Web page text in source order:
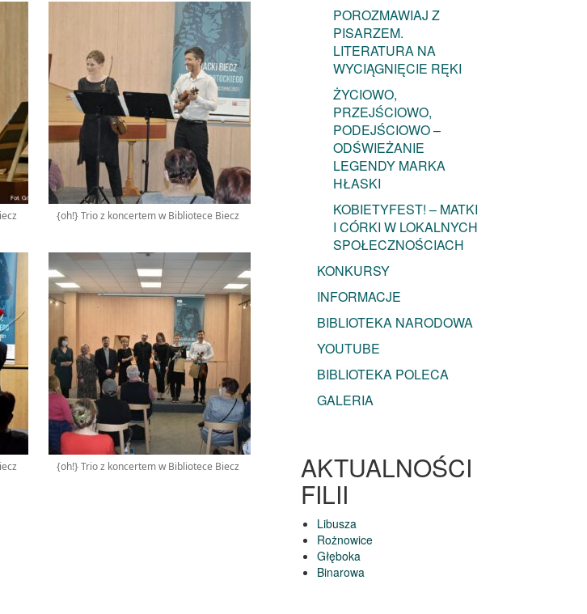
{oh!} Trio z koncertem w Bibliotece Biecz
{oh!} Trio z koncertem w Bibliotece Biecz
POROZMAWIAJ Z
PISARZEM.
LITERATURA NA
WYCIĄGNIĘCIE RĘKI
ŻYCIOWO,
PRZEJŚCIOWO,
PODEJŚCIOWO –
ODŚWIEŻANIE
LEGENDY MARKA
HŁASKI
KOBIETYFEST! – MATKI
I CÓRKI W LOKALNYCH
SPOŁECZNOŚCIACH
KONKURSY
INFORMACJE
BIBLIOTEKA NARODOWA
YOUTUBE
BIBLIOTEKA POLECA
GALERIA
AKTUALNOŚCI
FILII
Libusza
Rożnowice
Głęboka
Binarowa